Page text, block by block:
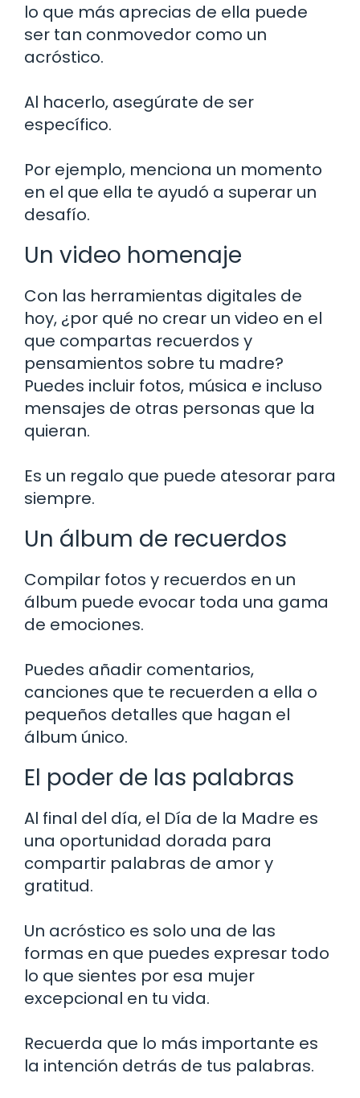
lo que más aprecias de ella puede
ser tan conmovedor como un
acróstico.
Al hacerlo, asegúrate de ser
específico.
Por ejemplo, menciona un momento
en el que ella te ayudó a superar un
desafío.
Un video homenaje
Con las herramientas digitales de
hoy, ¿por qué no crear un video en el
que compartas recuerdos y
pensamientos sobre tu madre?
Puedes incluir fotos, música e incluso
mensajes de otras personas que la
quieran.
Es un regalo que puede atesorar para
siempre.
Un álbum de recuerdos
Compilar fotos y recuerdos en un
álbum puede evocar toda una gama
de emociones.
Puedes añadir comentarios,
canciones que te recuerden a ella o
pequeños detalles que hagan el
álbum único.
El poder de las palabras
Al final del día, el Día de la Madre es
una oportunidad dorada para
compartir palabras de amor y
gratitud.
Un acróstico es solo una de las
formas en que puedes expresar todo
lo que sientes por esa mujer
excepcional en tu vida.
Recuerda que lo más importante es
la intención detrás de tus palabras.